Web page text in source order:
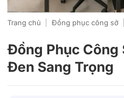
Trang chủ Đồng phục công sở
Đồng Phục Công
Đen Sang Trọng